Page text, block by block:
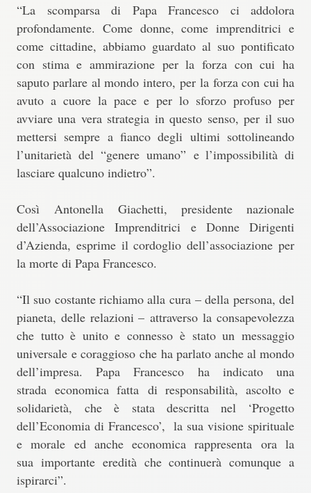
“La scomparsa di Papa Francesco ci addolora
profondamente. Come donne, come imprenditrici e
come cittadine, abbiamo guardato al suo pontificato
con stima e ammirazione per la forza con cui ha
saputo parlare al mondo intero, per la forza con cui ha
avuto a cuore la pace e per lo sforzo profuso per
avviare una vera strategia in questo senso, per il suo
mettersi sempre a fianco degli ultimi sottolineando
l’unitarietà del “genere umano” e l’impossibilità di
lasciare qualcuno indietro”.
Così Antonella Giachetti, presidente nazionale
dell’Associazione Imprenditrici e Donne Dirigenti
d’Azienda, esprime il cordoglio dell’associazione per
la morte di Papa Francesco.
“Il suo costante richiamo alla cura – della persona, del
pianeta, delle relazioni – attraverso la consapevolezza
che tutto è unito e connesso è stato un messaggio
universale e coraggioso che ha parlato anche al mondo
dell’impresa. Papa Francesco ha indicato una
strada economica fatta di responsabilità, ascolto e
solidarietà, che è stata descritta nel ‘Progetto
dell’Economia di Francesco’, la sua visione spirituale
e morale ed anche economica rappresenta ora la
sua importante eredità che continuerà comunque a
ispirarci”.